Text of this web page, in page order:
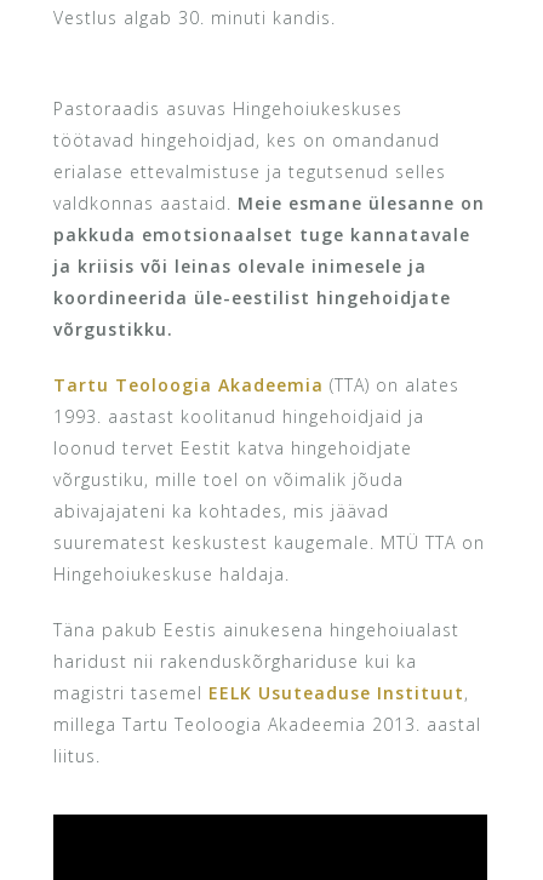
Vestlus algab 30. minuti kandis.
Pastoraadis asuvas Hingehoiukeskuses
töötavad hingehoidjad, kes on omandanud
erialase ettevalmistuse ja tegutsenud selles
valdkonnas aastaid. Meie esmane ülesanne on
pakkuda emotsionaalset tuge kannatavale
ja kriisis või leinas olevale inimesele ja
koordineerida üle-eestilist hingehoidjate
võrgustikku.
Tartu Teoloogia Akadeemia (TTA) on alates
1993. aastast koolitanud hingehoidjaid ja
loonud tervet Eestit katva hingehoidjate
võrgustiku, mille toel on võimalik jõuda
abivajajateni ka kohtades, mis jäävad
suurematest keskustest kaugemale. MTÜ TTA on
Hingehoiukeskuse haldaja.
Täna pakub Eestis ainukesena hingehoiualast
haridust nii rakenduskõrghariduse kui ka
magistri tasemel EELK Usuteaduse Instituut,
millega Tartu Teoloogia Akadeemia 2013. aastal
liitus.